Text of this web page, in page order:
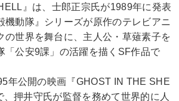
』は、士郎正宗氏が1989年に発表
機動隊』シリーズが原作のテレビアニ
の世界を舞台に、主人公・草薙素子を
「公安9課」の活躍を描くSF作品で
年公開の映画『GHOST IN THE SHE
、押井守氏が監督を務めて世界的に人